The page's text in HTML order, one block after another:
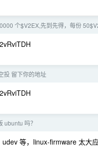
个$V2EX,先到先得，每份
投 留下你的地址
ubuntu 吗？
等，linux-firmware 太大